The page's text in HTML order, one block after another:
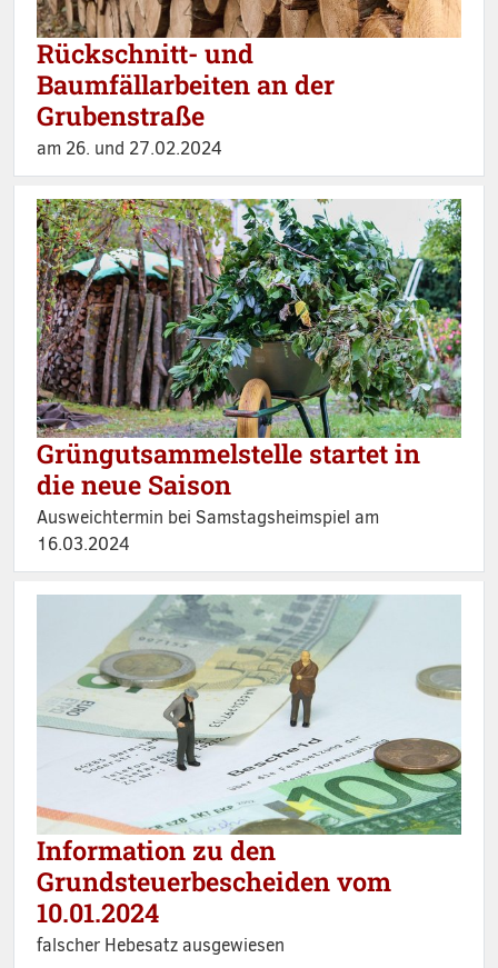
Rückschnitt- und
Baumfällarbeiten an der
Grubenstraße
am 26. und 27.02.2024
Grüngutsammelstelle startet in
die neue Saison
Ausweichtermin bei Samstagsheimspiel am
16.03.2024
Information zu den
Grundsteuerbescheiden vom
10.01.2024
falscher Hebesatz ausgewiesen